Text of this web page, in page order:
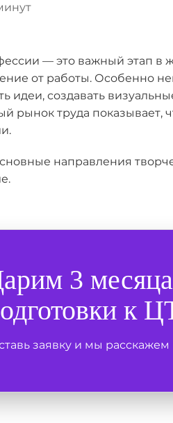
— это важный этап в
от работы. Особенно
идеи, создавать
рынок труда показывает,
направления
3
к
заявку и мы